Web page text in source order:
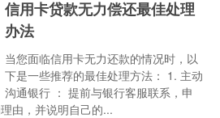
信用卡贷款无力偿还最佳处理
办法
当您面临信用卡无力还款的情况时，以
下是一些推荐的最佳处理方法： 1. 主动
沟通银行 ： 提前与银行客服联系，申
由，并说明自己的...